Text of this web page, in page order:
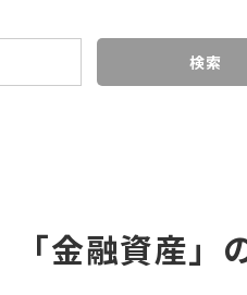
検索
「金融資産」